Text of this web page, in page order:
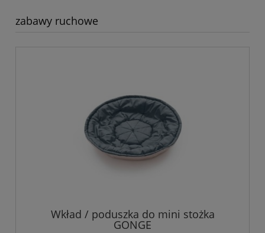
zabawy ruchowe
Wkład / poduszka do mini stożka
GONGE